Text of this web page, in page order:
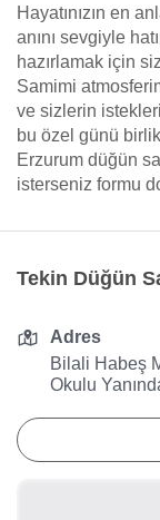
Hayatınızın en
anını sevgiyle
hazırlamak için
Samimi
ve sizlerin
bu özel günü
Erzurum düğün
isterseniz formu
Tekin Düğün
Adres
Bilali Habeş
Okulu